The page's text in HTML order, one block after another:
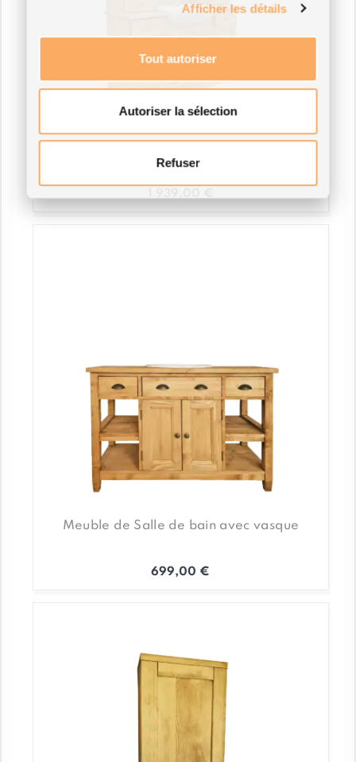
Afficher les détails
Tout autoriser
Autoriser la sélection
Refuser
+ vasque et miroir
Meuble de Salle de bain avec vasque
699,00 €